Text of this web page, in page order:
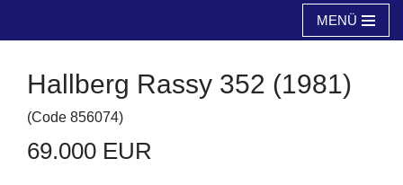
springen
MENÜ
Hallberg Rassy 352 (1981)
(Code 856074)
69.000 EUR